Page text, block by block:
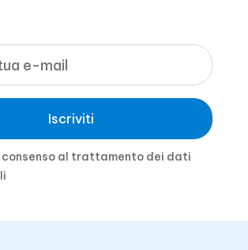
Iscriviti
consenso al trattamento dei dati